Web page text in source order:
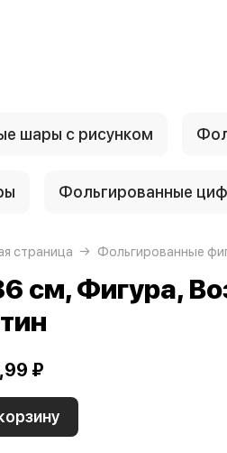
шары с рисунком
Фольгированные
страница Фольгированные
см, Фигура,
₽